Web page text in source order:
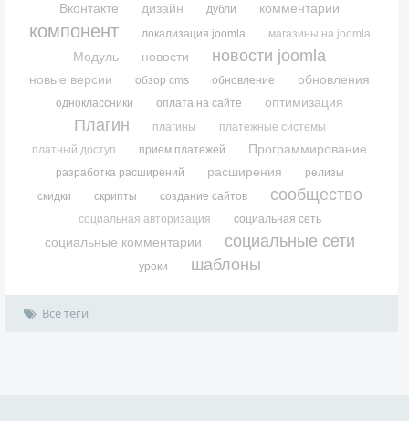
Вконтакте
дизайн дубли комментарии
компонент локализация joomla магазины на joomla
Модуль новости новости joomla
новые версии обзор cms обновление обновления
одноклассники оплата на сайте оптимизация
Плагин плагины
платежные системы
платный доступ
прием платежей Программирование
разработка расширений расширения
релизы
скидки
скрипты создание сайтов сообщество
социальная авторизация социальная сеть
социальные комментарии социальные сети
уроки шаблоны
Все теги